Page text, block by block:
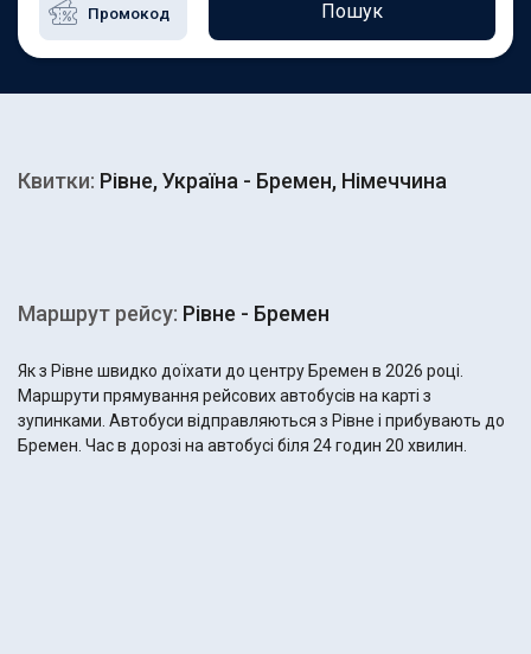
Пошук
Квитки: Рівне, Україна - Бремен, Німеччина
Маршрут рейсу: Рівне - Бремен
Як з Рівне швидко доїхати до центру Бремен в 2026 році.
Маршрути прямування рейсових автобусів на карті з
зупинками. Автобуси відправляються з Рівне і прибувають до
Бремен. Час в дорозі на автобусі біля 24 годин 20 хвилин.